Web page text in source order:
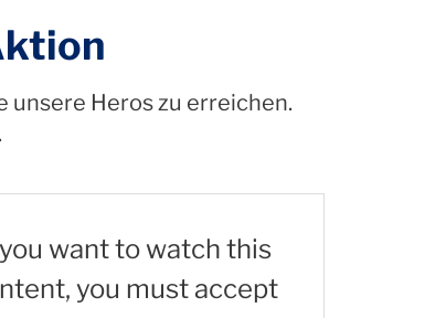
unsere Heros zu erreichen.
want to watch this
you must accept